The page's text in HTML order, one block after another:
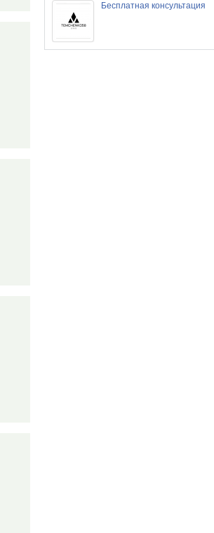
Бесплатная консультация